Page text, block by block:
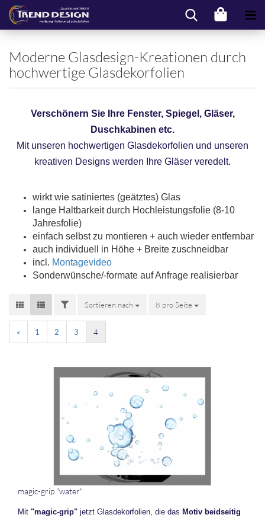
Moderne Glasdesign-Kreationen durch
hochwertige Glasdekorfolien
Verschönern Sie Ihre Fenster, Spiegel, Gläser,
Duschkabinen etc.
Mit unseren hochwertigen Glasdekorfolien und unseren
kreativen Designs werden Ihre Gläser veredelt.
wirkt wie satiniertes (geätztes) Glas
lange Haltbarkeit durch Hochleistungsfolie (8-10
Jahresfolie)
einfach selbst zu montieren + auch wieder entfernbar
auch individuell in Höhe + Breite zuschneidbar
incl. Montagevideo
Sonderwünsche/-formate auf Anfrage realisierbar
FILTERSortieren nach
Sortieren nach 8 pro Seite
pro Seite
« 1 2 3 4
magic-​​grip "water"
Mit "magic-​grip" jetzt Glas­de­kor­fo­li­en, die das Motiv beid­sei­tig